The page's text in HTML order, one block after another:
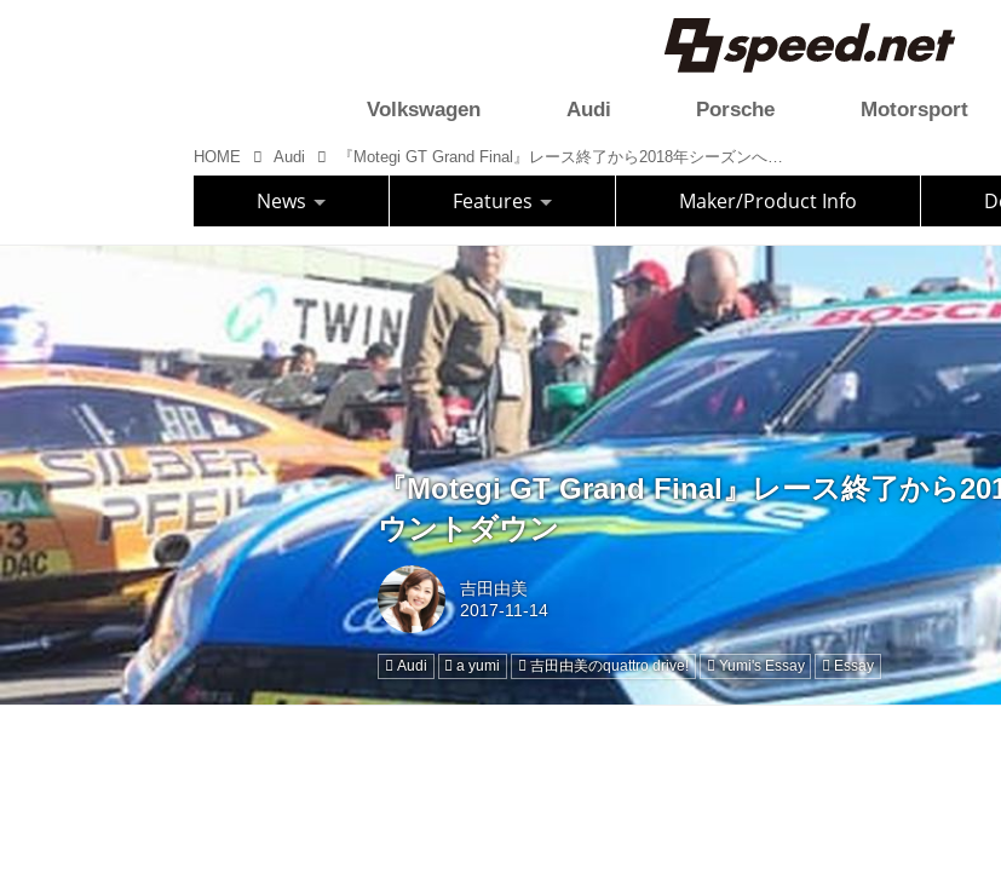
Volkswagen Audi Porsche Motorsport
HOME Audi 『Motegi GT Grand Final』レース終了から2018年シーズンへカウントダウン
News Features Maker/Product Info
『Motegi GT Grand Final』レース終了から
ウントダウン
吉田由美
Audi a yumi 吉田由美のquattro drive! Yumi's Essay Essay